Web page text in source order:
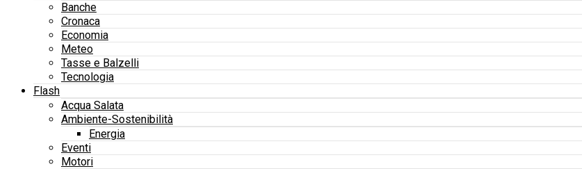
Banche
Cronaca
Economia
Meteo
Tasse e Balzelli
Tecnologia
Flash
Acqua Salata
Ambiente-Sostenibilità
Energia
Eventi
Motori